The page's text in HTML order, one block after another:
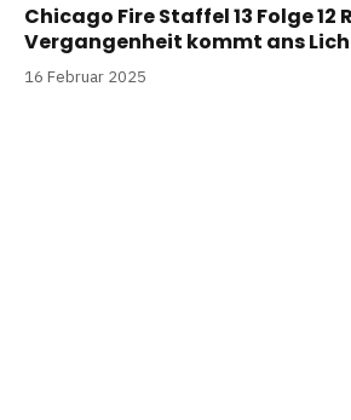
Chicago Fire Staffel 13 Folge 12
Vergangenheit kommt ans
16 Februar 2025